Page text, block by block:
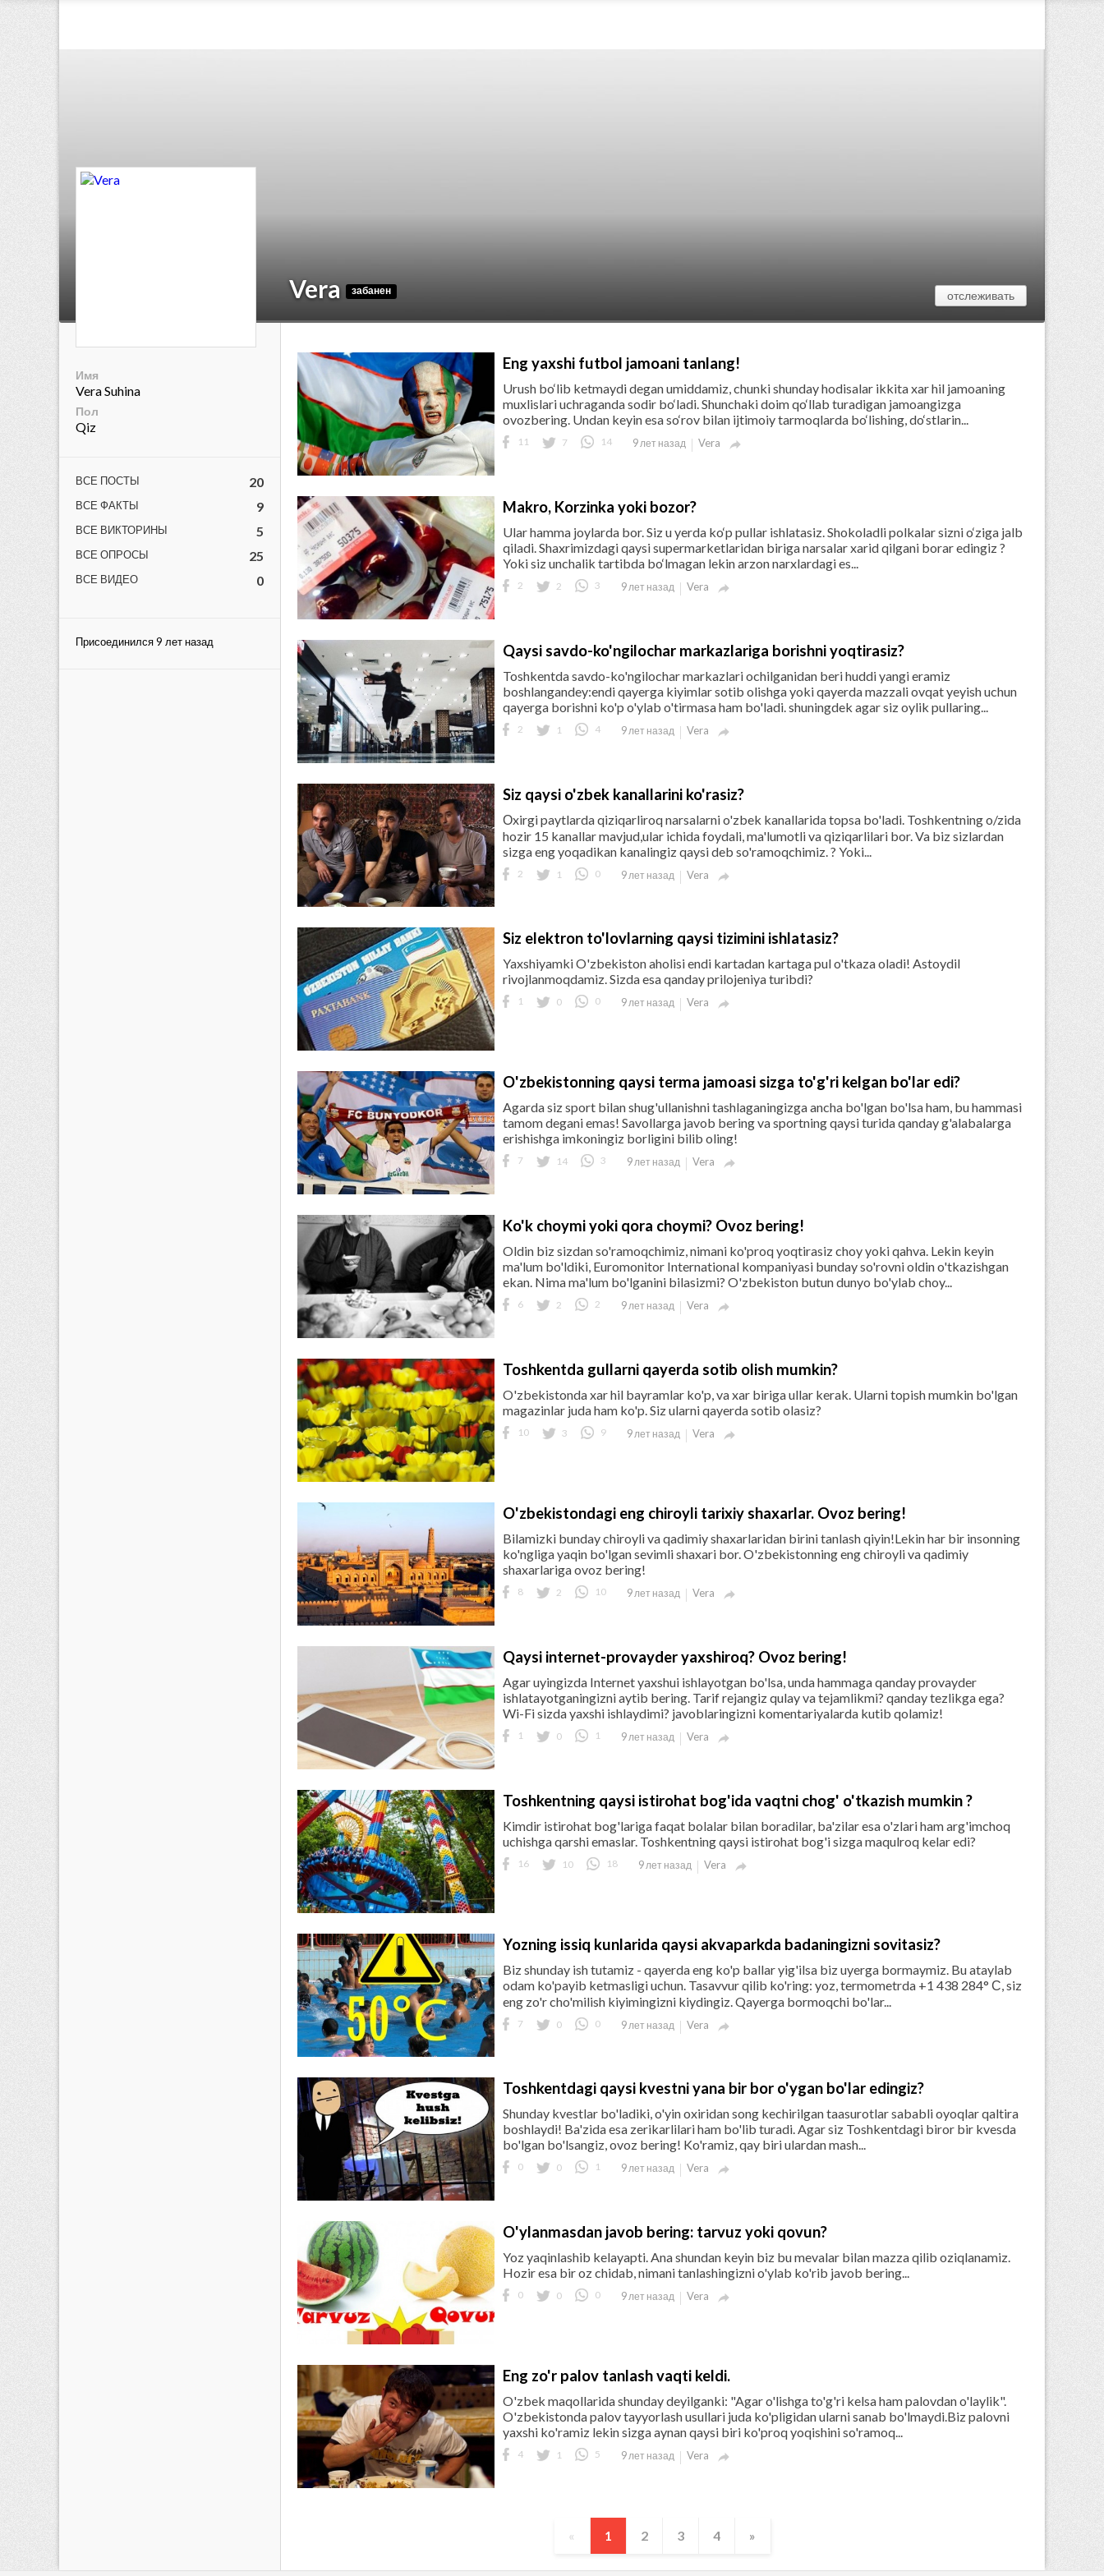
защищены.
Vera забанен отслеживать
Имя
Vera Suhina
Пол
Qiz
ВСЕ ПОСТЫ 20
ВСЕ ФАКТЫ 9
ВСЕ ВИКТОРИНЫ 5
ВСЕ ОПРОСЫ 25
ВСЕ ВИДЕО 0
Присоединился 9 лет назад
Eng yaxshi futbol jamoani tanlang!
Urush bo‘lib ketmaydi degan umiddamiz, chunki shunday hodisalar ikkita xar hil jamoaning
muxlislari uchraganda sodir bo‘ladi. Shunchaki doim qo‘llab turadigan jamoangizga
ovozbering. Undan keyin esa so‘rov bilan ijtimoiy tarmoqlarda bo‘lishing, do‘stlarin...
11 7 14 9 лет назад Vera 
Makro, Korzinka yoki bozor?
Ular hamma joylarda bor. Siz u yerda ko‘p pullar ishlatasiz. Shokoladli polkalar sizni o‘ziga jalb
qiladi. Shaxrimizdagi qaysi supermarketlaridan biriga narsalar xarid qilgani borar edingiz ?
Yoki siz unchalik tartibda bo‘lmagan lekin arzon narxlardagi es...
2 2 3 9 лет назад Vera 
Qaysi savdo-ko'ngilochar markazlariga borishni yoqtirasiz?
Toshkentda savdo-ko'ngilochar markazlari ochilganidan beri huddi yangi eramiz
boshlangandey:endi qayerga kiyimlar sotib olishga yoki qayerda mazzali ovqat yeyish uchun
qayerga borishni ko'p o'ylab o'tirmasa ham bo'ladi. shuningdek agar siz oylik pullaring...
2 1 4 9 лет назад Vera 
Siz qaysi o'zbek kanallarini ko'rasiz?
Оxirgi paytlarda qiziqarliroq narsalarni o'zbek kanallarida topsa bo'ladi. Toshkentning o/zida
hozir 15 kanallar mavjud,ular ichida foydali, ma'lumotli va qiziqarlilari bor. Va biz sizlardan
sizga eng yoqadikan kanalingiz qaysi deb so'ramoqchimiz. ? Yoki...
2 1 0 9 лет назад Vera 
Siz elektron to'lovlarning qaysi tizimini ishlatasiz?
Yaxshiyamki O'zbekiston aholisi endi kartadan kartaga pul o'tkaza oladi! Astoydil
rivojlanmoqdamiz. Sizda esa qanday prilojeniya turibdi?
1 0 0 9 лет назад Vera 
O'zbekistonning qaysi terma jamoasi sizga to'g'ri kelgan bo'lar edi?
Agarda siz sport bilan shug'ullanishni tashlaganingizga ancha bo'lgan bo'lsa ham, bu hammasi
tamom degani emas! Savollarga javob bering va sportning qaysi turida qanday g'alabalarga
erishishga imkoningiz borligini bilib oling!
7 14 3 9 лет назад Vera 
Ko'k choymi yoki qora choymi? Ovoz bering!
Oldin biz sizdan so'ramoqchimiz, nimani ko'proq yoqtirasiz choy yoki qahva. Lekin keyin
ma'lum bo'ldiki, Euromonitor International kompaniyasi bunday so'rovni oldin o'tkazishgan
ekan. Nima ma'lum bo'lganini bilasizmi? O'zbekiston butun dunyo bo'ylab choy...
6 2 2 9 лет назад Vera 
Toshkentda gullarni qayerda sotib olish mumkin?
O'zbekistonda xar hil bayramlar ko'p, va xar biriga ullar kerak. Ularni topish mumkin bo'lgan
magazinlar juda ham ko'p. Siz ularni qayerda sotib olasiz?
10 3 9 9 лет назад Vera 
O'zbekistondagi eng chiroyli tarixiy shaxarlar. Ovoz bering!
Bilamizki bunday chiroyli va qadimiy shaxarlaridan birini tanlash qiyin!Lekin har bir insonning
ko'ngliga yaqin bo'lgan sevimli shaxari bor. O'zbekistonning eng chiroyli va qadimiy
shaxarlariga ovoz bering!
8 2 10 9 лет назад Vera 
Qaysi internet-provayder yaxshiroq? Ovoz bering!
Agar uyingizda Internet yaxshui ishlayotgan bo'lsa, unda hammaga qanday provayder
ishlatayotganingizni aytib bering. Tarif rejangiz qulay va tejamlikmi? qanday tezlikga ega?
Wi-Fi sizda yaxshi ishlaydimi? javoblaringizni komentariyalarda kutib qolamiz!
1 0 1 9 лет назад Vera 
Toshkentning qaysi istirohat bog'ida vaqtni chog' o'tkazish mumkin ?
Kimdir istirohat bog'lariga faqat bolalar bilan boradilar, ba'zilar esa o'zlari ham arg'imchoq
uchishga qarshi emaslar. Toshkentning qaysi istirohat bog'i sizga maqulroq kelar edi?
16 10 18 9 лет назад Vera 
Yozning issiq kunlarida qaysi akvaparkda badaningizni sovitasiz?
Biz shunday ish tutamiz - qayerda eng ko'p ballar yig'ilsa biz uyerga bormaymiz. Bu ataylab
odam ko'payib ketmasligi uchun. Tasavvur qilib ko'ring: yoz, termometrda +1 438 284° С, siz
eng zo'r cho'milish kiyimingizni kiydingiz. Qayerga bormoqchi bo'lar...
7 0 0 9 лет назад Vera 
Toshkentdagi qaysi kvestni yana bir bor o'ygan bo'lar edingiz?
Shunday kvestlar bo'ladiki, o'yin oxiridan song kechirilgan taasurotlar sababli oyoqlar qaltira
boshlaydi! Ba'zida esa zerikarlilari ham bo'lib turadi. Agar siz Toshkentdagi biror bir kvesda
bo'lgan bo'lsangiz, ovoz bering! Ko'ramiz, qay biri ulardan mash...
0 0 1 9 лет назад Vera 
O'ylanmasdan javob bering: tarvuz yoki qovun?
Yoz yaqinlashib kelayapti. Ana shundan keyin biz bu mevalar bilan mazza qilib oziqlanamiz.
Hozir esa bir oz chidab, nimani tanlashingizni o'ylab ko'rib javob bering...
0 0 0 9 лет назад Vera 
Eng zo'r palov tanlash vaqti keldi.
O'zbek maqollarida shunday deyilganki: "Agar o'lishga to'g'ri kelsa ham palovdan o'laylik".
O'zbekistonda palov tayyorlash usullari juda ko'pligidan ularni sanab bo'lmaydi.Biz palovni
yaxshi ko'ramiz lekin sizga aynan qaysi biri ko'proq yoqishini so'ramoq...
4 1 5 9 лет назад Vera 
« 1 2 3 4 »